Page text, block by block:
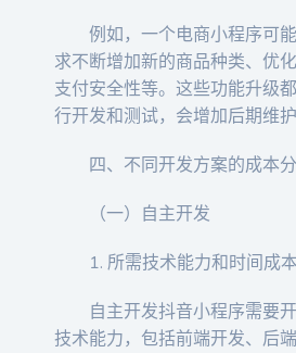
例如，一个电商小程序可
求不断增加新的商品种类、优
支付安全性等。这些功能升级
行开发和测试，会增加后期维护
四、不同开发方案的成本
（一）自主开发
1. 所需技术能力和时间成本
自主开发抖音小程序需要
技术能力，包括前端开发、后